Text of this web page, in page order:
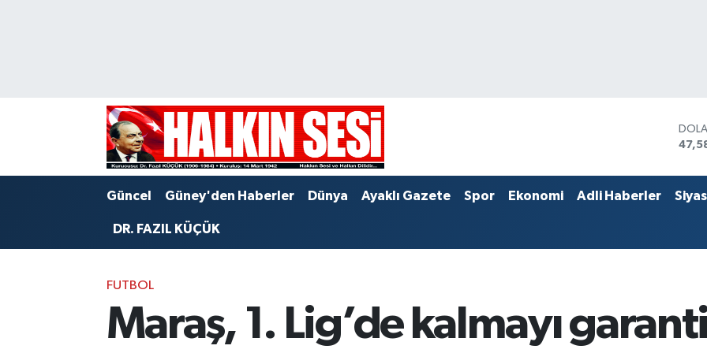
Güncel Güney'den Haberler Dünya Ayaklı Gazete Spor Ekonomi Adli Haberler
DR. FAZIL KÜÇÜK
FUTBOL
Maraş, 1. Lig’de kalmayı
Trafik Durumu
Puan Durumu ve Fikstür